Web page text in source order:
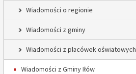
Wiadomości o regionie
Wiadomości z gminy
Wiadomości z placówek oświatowych
Wiadomości z Gminy Iłów